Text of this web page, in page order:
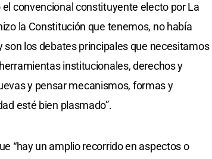
convencional constituyente electo por La
la Constitución que tenemos, no había
los debates principales que necesitamos
institucionales, derechos y
y pensar mecanismos, formas y
esté bien plasmado”.
“hay un amplio recorrido en aspectos o